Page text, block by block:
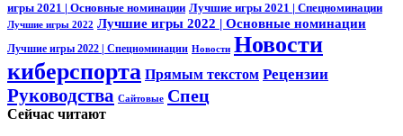
игры 2021 | Основные номинации Лучшие игры 2021 | Спецноминации
Лучшие игры 2022 Лучшие игры 2022 | Основные номинации
Лучшие игры 2022 | Спецноминации Новости Новости
киберспорта Прямым текстом Рецензии
Руководства Сайтовые Спец
Сейчас читают